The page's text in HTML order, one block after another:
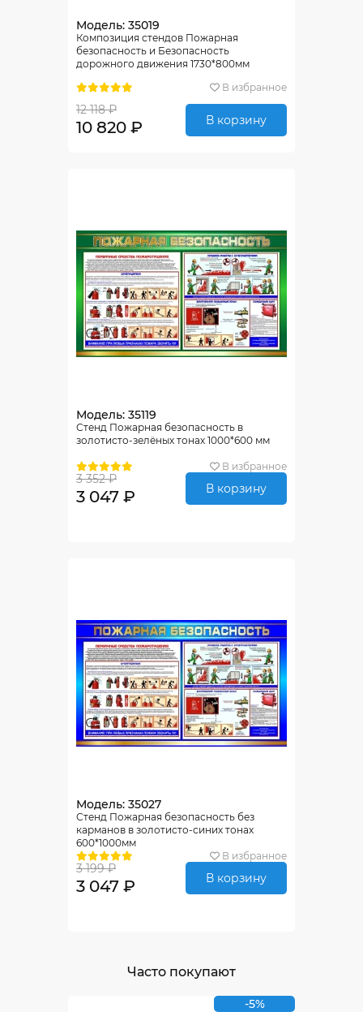
Модель: 35019
Композиция стендов Пожарная
безопасность и Безопасность
дорожного движения 1730*800мм
В избранное
12 118 ₽
10 820 ₽ В корзину
Модель: 35119
Стенд Пожарная безопасность в
золотисто-зелёных тонах 1000*600 мм
В избранное
3 352 ₽
3 047 ₽ В корзину
Модель: 35027
Стенд Пожарная безопасность без
карманов в золотисто-синих тонах
600*1000мм
В избранное
3 199 ₽
3 047 ₽ В корзину
Часто покупают
-5%